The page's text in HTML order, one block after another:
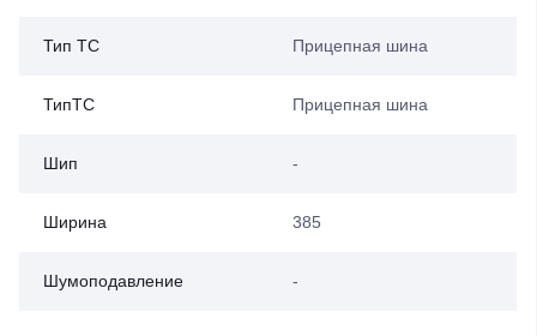
Тип ТС Прицепная шина
ТипТС Прицепная шина
Шип -
Ширина 385
Шумоподавление -